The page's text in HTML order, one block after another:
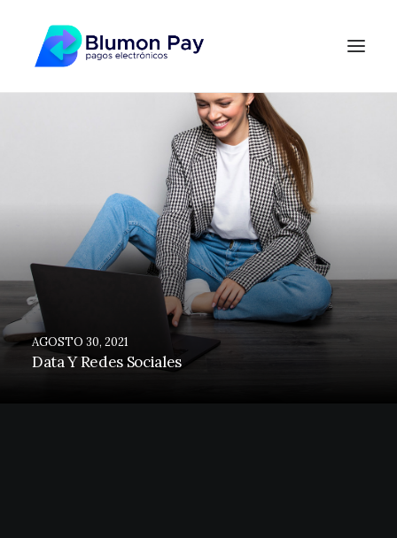
AGOSTO 30, 2021
Data Y Redes Sociales